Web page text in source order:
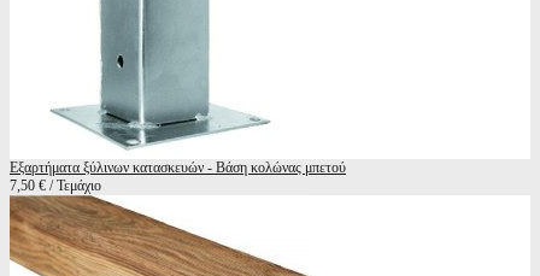
Εξαρτήματα ξύλινων κατασκευών - Βάση κολώνας μπετού
7,50 € / Τεμάχιο